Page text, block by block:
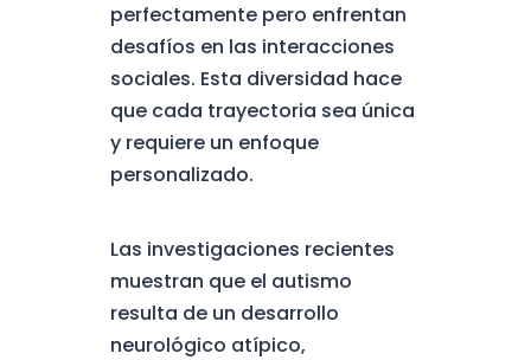
perfectamente pero enfrentan
desafíos en las interacciones
sociales. Esta diversidad hace
que cada trayectoria sea única
y requiere un enfoque
personalizado.
Las investigaciones recientes
muestran que el autismo
resulta de un desarrollo
neurológico atípico,